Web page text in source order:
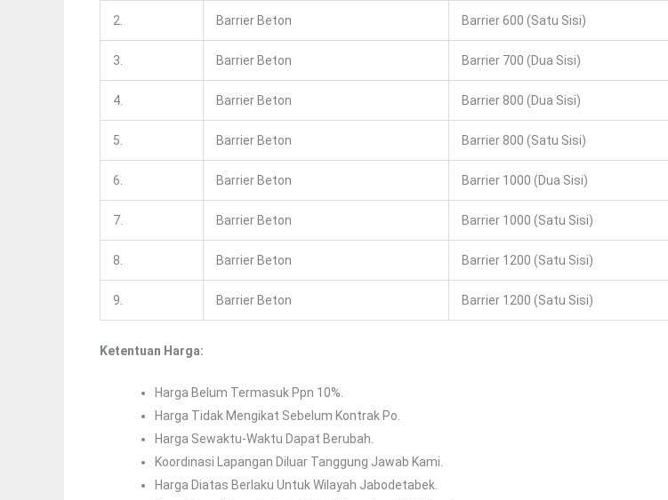
2. Barrier Beton Barrier 600 (satu Sisi)
3. Barrier Beton Barrier 700 (dua Sisi)
4. Barrier Beton Barrier 800 (dua Sisi)
5. Barrier Beton Barrier 800 (satu Sisi)
6. Barrier Beton Barrier 1000 (dua Sisi)
7. Barrier Beton Barrier 1000 (satu Sisi)
8. Barrier Beton Barrier 1200 (satu Sisi)
9. Barrier Beton Barrier 1200 (satu Sisi)
Ketentuan Harga:
Harga Belum Termasuk Ppn 10%.
Harga Tidak Mengikat Sebelum Kontrak Po.
Harga Sewaktu-Waktu Dapat Berubah.
Koordinasi Lapangan Diluar Tanggung Jawab Kami.
Harga Diatas Berlaku Untuk Wilayah Jabodetabek.